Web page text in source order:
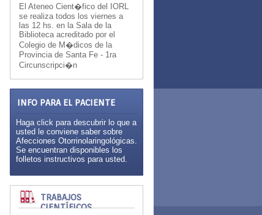
El Ateneo Cient�fico del IORL
se realiza todos los viernes a
las 12 hs. en la Sala de la
Biblioteca acreditado por el
Colegio de M�dicos de la
Provincia de Santa Fe - 1ra
Circunscripci�n
INFO PARA EL PACIENTE
Haga click para descubrir lo que a
usted le conviene saber sobre
Afecciones Otorrinolaringológicas.
Se encuentran disponibles los
folletos instructivos para usted.
TRABAJOS
CIENTÍFICOS